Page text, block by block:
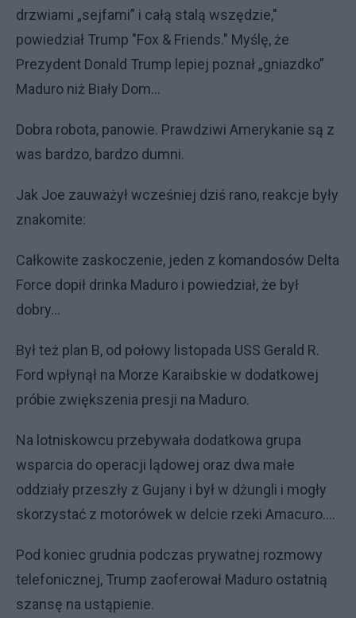
drzwiami „sejfami” i całą stalą wszędzie,"
powiedział Trump "Fox & Friends." Myślę, że
Prezydent Donald Trump lepiej poznał „gniazdko”
Maduro niż Biały Dom...
Dobra robota, panowie. Prawdziwi Amerykanie są z
was bardzo, bardzo dumni.
Jak Joe zauważył wcześniej dziś rano, reakcje były
znakomite:
Całkowite zaskoczenie, jeden z komandosów Delta
Force dopił drinka Maduro i powiedział, że był
dobry...
Był też plan B, od połowy listopada USS Gerald R.
Ford wpłynął na Morze Karaibskie w dodatkowej
próbie zwiększenia presji na Maduro.
Na lotniskowcu przebywała dodatkowa grupa
wsparcia do operacji lądowej oraz dwa małe
oddziały przeszły z Gujany i był w dżungli i mogły
skorzystać z motorówek w delcie rzeki Amacuro....
Pod koniec grudnia podczas prywatnej rozmowy
telefonicznej, Trump zaoferował Maduro ostatnią
szansę na ustąpienie.